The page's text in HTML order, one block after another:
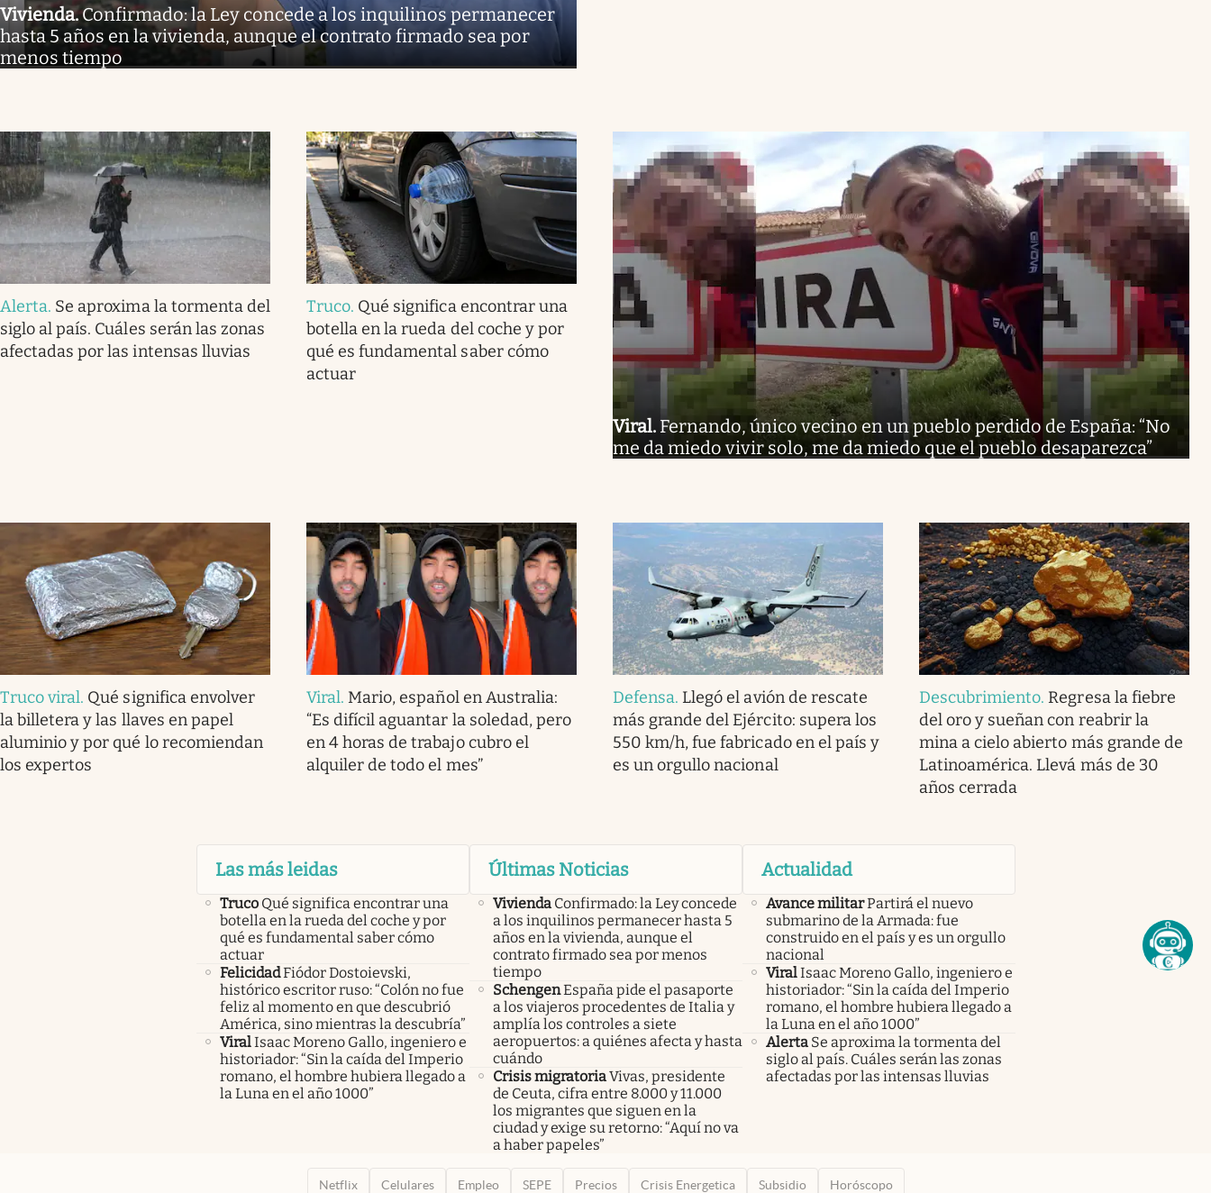
Vivienda.Confirmado: la Ley concede a los inquilinos permanecer
hasta 5 años en la vivienda, aunque el contrato firmado sea por
menos tiempo
Alerta. Se aproxima la tormenta del
siglo al país. Cuáles serán las zonas
afectadas por las intensas lluvias
Truco. Qué significa encontrar una
botella en la rueda del coche y por
qué es fundamental saber cómo
actuar
Viral. Fernando, único vecino en un pueblo perdido de España: “No
me da miedo vivir solo, me da miedo que el pueblo desaparezca”
Truco viral. Qué significa envolver
la billetera y las llaves en papel
aluminio y por qué lo recomiendan
los expertos
Viral. Mario, español en Australia:
“Es difícil aguantar la soledad, pero
en 4 horas de trabajo cubro el
alquiler de todo el mes”
Defensa. Llegó el avión de rescate
más grande del Ejército: supera los
550 km/h, fue fabricado en el país y
es un orgullo nacional
Descubrimiento. Regresa la fiebre
del oro y sueñan con reabrir la
mina a cielo abierto más grande de
Latinoamérica. Llevá más de 30
años cerrada
Las más leidas
Truco Qué significa encontrar una
botella en la rueda del coche y por
qué es fundamental saber cómo
actuar
FelicidadFiódor Dostoievski,
histórico escritor ruso: “Colón no fue
feliz al momento en que descubrió
América, sino mientras la descubría”
ViralIsaac Moreno Gallo, ingeniero e
historiador: “Sin la caída del Imperio
romano, el hombre hubiera llegado a
la Luna en el año 1000”
Últimas Noticias
Vivienda Confirmado: la Ley concede
a los inquilinos permanecer hasta 5
años en la vivienda, aunque el
contrato firmado sea por menos
tiempo
SchengenEspaña pide el pasaporte
a los viajeros procedentes de Italia y
amplía los controles a siete
aeropuertos: a quiénes afecta y hasta
cuándo
Crisis migratoriaVivas, presidente
de Ceuta, cifra entre 8.000 y 11.000
los migrantes que siguen en la
ciudad y exige su retorno: “Aquí no va
a haber papeles”
Actualidad
Avance militarPartirá el nuevo
submarino de la Armada: fue
construido en el país y es un orgullo
nacional
ViralIsaac Moreno Gallo, ingeniero e
historiador: “Sin la caída del Imperio
romano, el hombre hubiera llegado a
la Luna en el año 1000”
Alerta Se aproxima la tormenta del
siglo al país. Cuáles serán las zonas
afectadas por las intensas lluvias
Netflix Celulares Empleo SEPE Precios Crisis Energetica Subsidio Horóscopo